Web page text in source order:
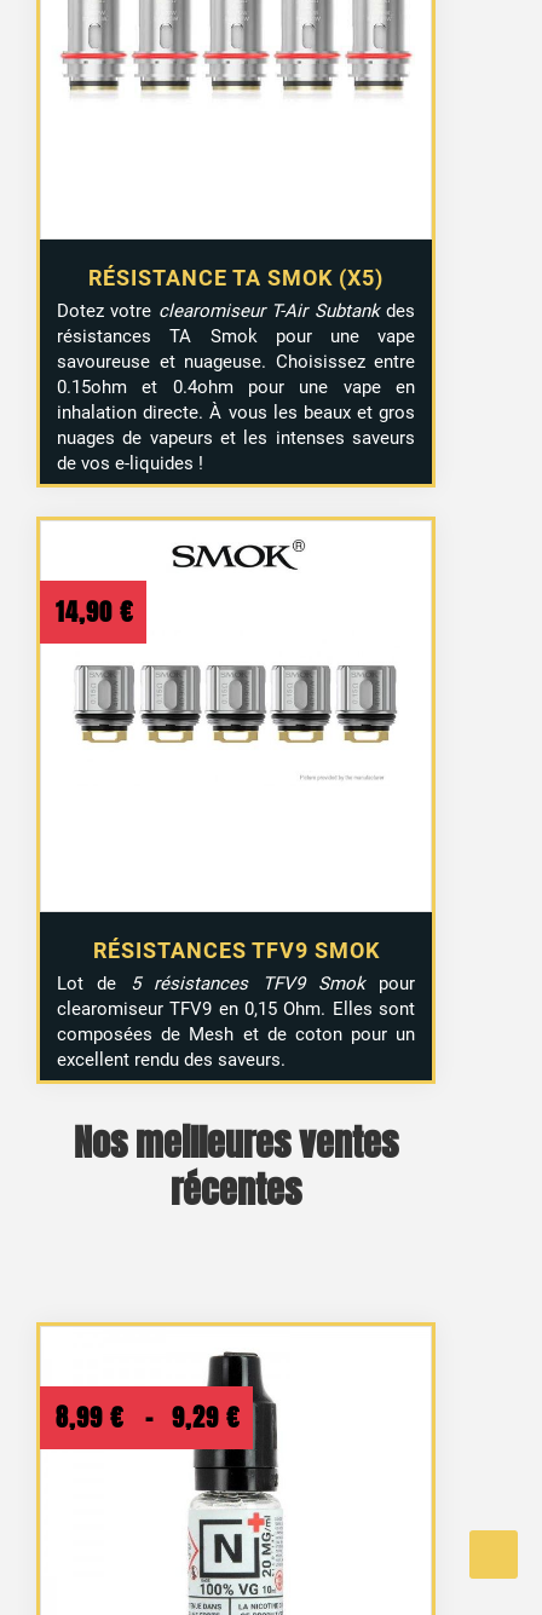
RÉSISTANCE TA SMOK (X5)
Dotez votre clearomiseur T-Air Subtankdes
résistances TA Smok pour une vape
savoureuse et nuageuse. Choisissez entre
0.15ohm et 0.4ohm pour une vape en
inhalation directe. À vous les beaux et gros
nuages de vapeurs et les intenses saveurs
de vos e-liquides !
RÉSISTANCES TFV9 SMOK
14,90 €
Lot de 5 résistances TFV9 Smokpour
clearomiseur TFV9 en 0,15 Ohm. Elles sont
composées de Mesh et de coton pour un
excellent rendu des saveurs.
Nos meilleures ventes
récentes
8,99 € – 9,29 € Plage
de
prix :
8,99 €
à